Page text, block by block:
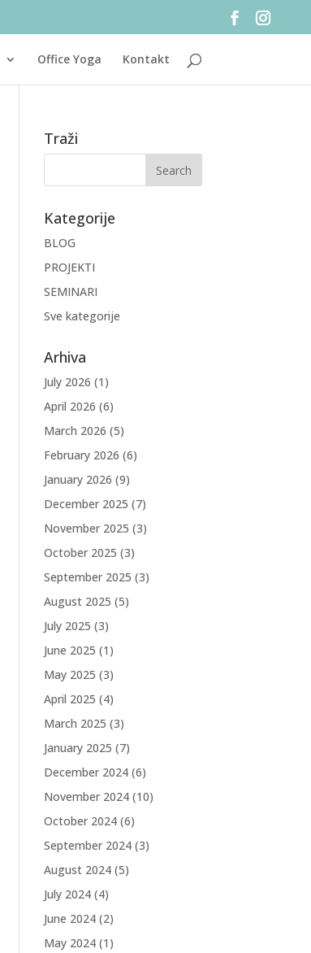
Office Yoga Kontakt
Traži
Kategorije
BLOG
PROJEKTI
SEMINARI
Sve kategorije
Arhiva
July 2026 (1)
April 2026 (6)
March 2026 (5)
February 2026 (6)
January 2026 (9)
December 2025 (7)
November 2025 (3)
October 2025 (3)
September 2025 (3)
August 2025 (5)
July 2025 (3)
June 2025 (1)
May 2025 (3)
April 2025 (4)
March 2025 (3)
January 2025 (7)
December 2024 (6)
November 2024 (10)
October 2024 (6)
September 2024 (3)
August 2024 (5)
July 2024 (4)
June 2024 (2)
May 2024 (1)